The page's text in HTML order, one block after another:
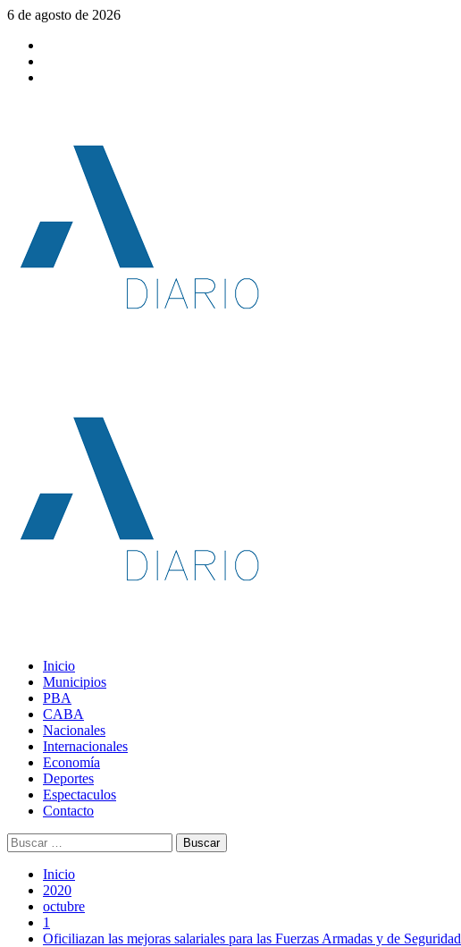
Saltar
contenido
6 de agosto de 2026
Inicio
Municipios
PBA
CABA
Nacionales
Internacionales
Economía
Deportes
Espectaculos
Contacto
Buscar:
Inicio
2020
octubre
1
Oficiliazan las mejoras salariales para las Fuerzas Armadas y de Seguridad